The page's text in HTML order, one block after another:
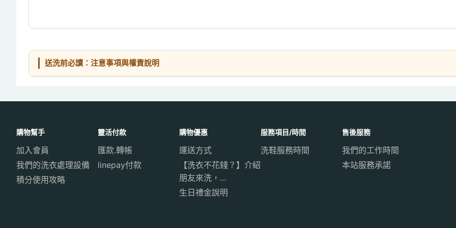
送洗前必讀：注意事項與權責說明
購物幫手
加入會員
我們的洗衣處理設備
積分使用攻略
靈活付款
匯款.轉帳
linepay付款
購物優惠
運送方式
【洗衣不花錢？】介紹
朋友來洗，...
生日禮金說明
服務項目/時間
洗鞋服務時間
售後服務
我們的工作時間
本站服務承諾